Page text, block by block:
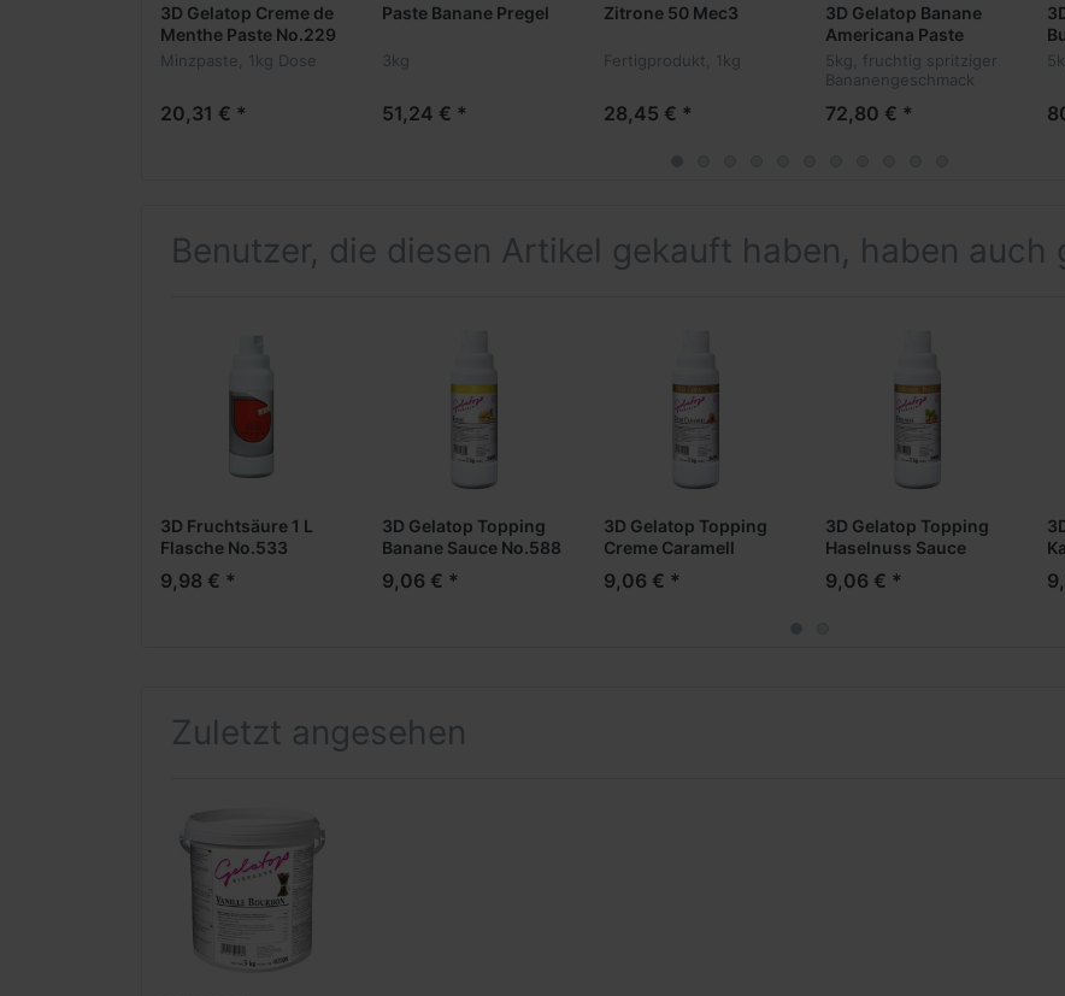
3D Gelatop Creme de
Menthe Paste No.229
Minzpaste, 1kg Dose
20,31 € *
Paste Banane Pregel
3kg
51,24 € *
Zitrone 50 Mec3
Fertigprodukt, 1kg
28,45 € *
3D Gelatop Banane
Americana Paste
No.465
5kg, fruchtig spritziger
Bananengeschmack
72,80 € *
Benutzer, die diesen Artikel gekauft haben, haben auch
3D Fruchtsäure 1 L
Flasche No.533
9,98 € *
3D Gelatop Topping
Banane Sauce No.588
9,06 € *
3D Gelatop Topping
Creme Caramell
Sauce No.562
9,06 € *
3D Gelatop Topping
Haselnuss Sauce
No.599
9,06 € *
Zuletzt angesehen